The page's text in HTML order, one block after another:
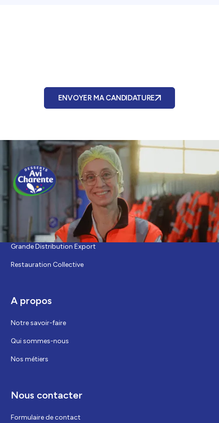
ENVOYER MA CANDIDATURE
Nos marchés
Grande Distribution Europe
Grande Distribution Export
Restauration Collective
A propos
Notre savoir-faire
Qui sommes-nous
Nos métiers
Nous contacter
Formulaire de contact